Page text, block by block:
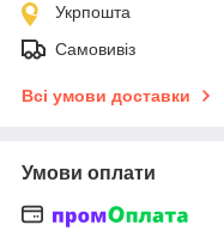
Укрпошта
Самовивіз
Всі умови доставки
Умови оплати